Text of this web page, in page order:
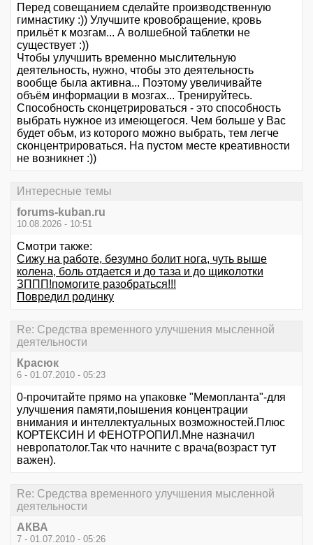
Перед совещанием сделайте производственную
гимнастику :)) Улучшите кровобращение, кровь
прильёт к мозгам... А волшебной таблетки не
существует :))
Чтобы улучшить временно мыслительную
деятельность, нужно, чтобы это деятельность
вообще была активна... Поэтому увеличивайте
объём информации в мозгах... Тренируйтесь.
Способность сконцетрироваться - это способность
выбрать нужное из имеющегося. Чем больше у Вас
будет объм, из которого можно выбрать, тем легче
сконцентрироваться. На пустом месте креативности
не возникнет :))
Интересные темы
forums-kuban.ru
10.08.2026 - 10:51
Смотри также:
Сижу на работе, безумно болит нога, чуть выше
колена, боль отдается и до таза и до щиколотки
ЗППП!помогите разобраться!!!
Повредил родинку
Re: Средства временного улучшения мысленной
деятельности
Красюк
6 - 01.07.2010 - 05:23
0-прочитайте прямо на упаковке "Мемопланта"-для
улучшения памяти,поышения концентрации
внимания и интеллектуальных возможностей.Плюс
КОРТЕКСИН И ФЕНОТРОПИЛ.Мне назначил
невропатолог.Так что начните с врача(возраст тут
важен).
Re: Средства временного улучшения мысленной
деятельности
АКВА
7 - 01.07.2010 - 05:26